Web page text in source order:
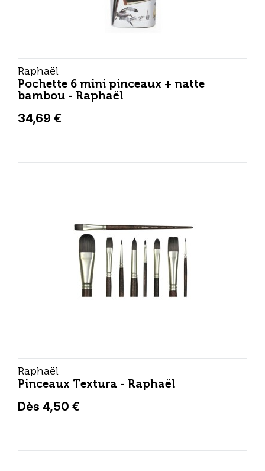
Raphaël
Pochette 6 mini pinceaux + natte
bambou - Raphaël
34,69 €
Raphaël
Pinceaux Textura - Raphaël
Dès 4,50 €